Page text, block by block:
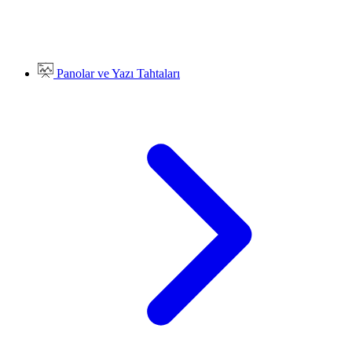
Panolar ve Yazı Tahtaları